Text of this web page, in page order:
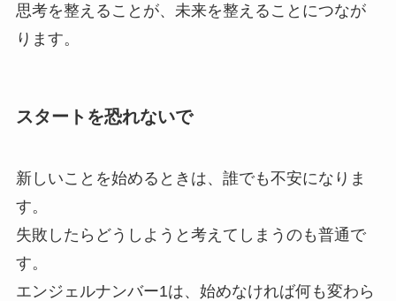
思考を整えることが、未来を整えることにつなが
ります。
スタートを恐れないで
新しいことを始めるときは、誰でも不安になりま
す。
失敗したらどうしようと考えてしまうのも普通で
す。
エンジェルナンバー1は、始めなければ何も変わら